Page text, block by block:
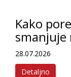
Kako
smanjuje
28.07.2026
Detaljno